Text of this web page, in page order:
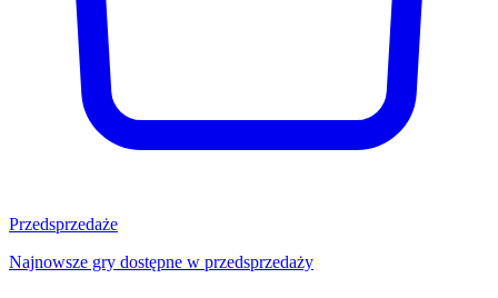
Przedsprzedaże
Najnowsze gry dostępne w przedsprzedaży